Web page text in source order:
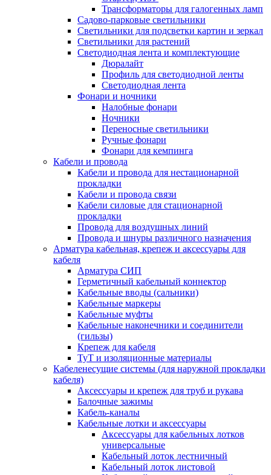
Трансформаторы для галогенных ламп
Садово-парковые светильники
Светильники для подсветки картин и зеркал
Светильники для растений
Светодиодная лента и комплектующие
Дюралайт
Профиль для светодиодной ленты
Светодиодная лента
Фонари и ночники
Налобные фонари
Ночники
Переносные светильники
Ручные фонари
Фонари для кемпинга
Кабели и провода
Кабели и провода для нестационарной
прокладки
Кабели и провода связи
Кабели силовые для стационарной
прокладки
Провода для воздушных линий
Провода и шнуры различного назначения
Арматура кабельная, крепеж и аксессуары для
кабеля
Арматура СИП
Герметичный кабельный коннектор
Кабельные вводы (сальники)
Кабельные маркеры
Кабельные муфты
Кабельные наконечники и соединители
(гильзы)
Крепеж для кабеля
ТуТ и изоляционные материалы
Кабеленесущие системы (для наружной прокладки
кабеля)
Аксессуары и крепеж для труб и рукава
Балочные зажимы
Кабель-каналы
Кабельные лотки и аксессуары
Аксессуары для кабельных лотков
универсальные
Кабельный лоток лестничный
Кабельный лоток листовой